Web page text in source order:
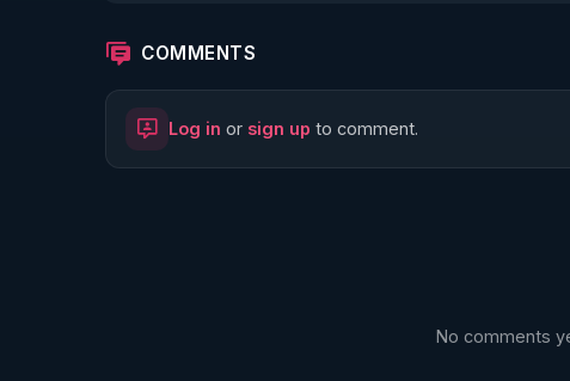
🌱 LE MAGAZINE RÉGÉNÈRE
http://rgnr.li/ymag
COMMENTS
Log in or sign up to comment.
No comments